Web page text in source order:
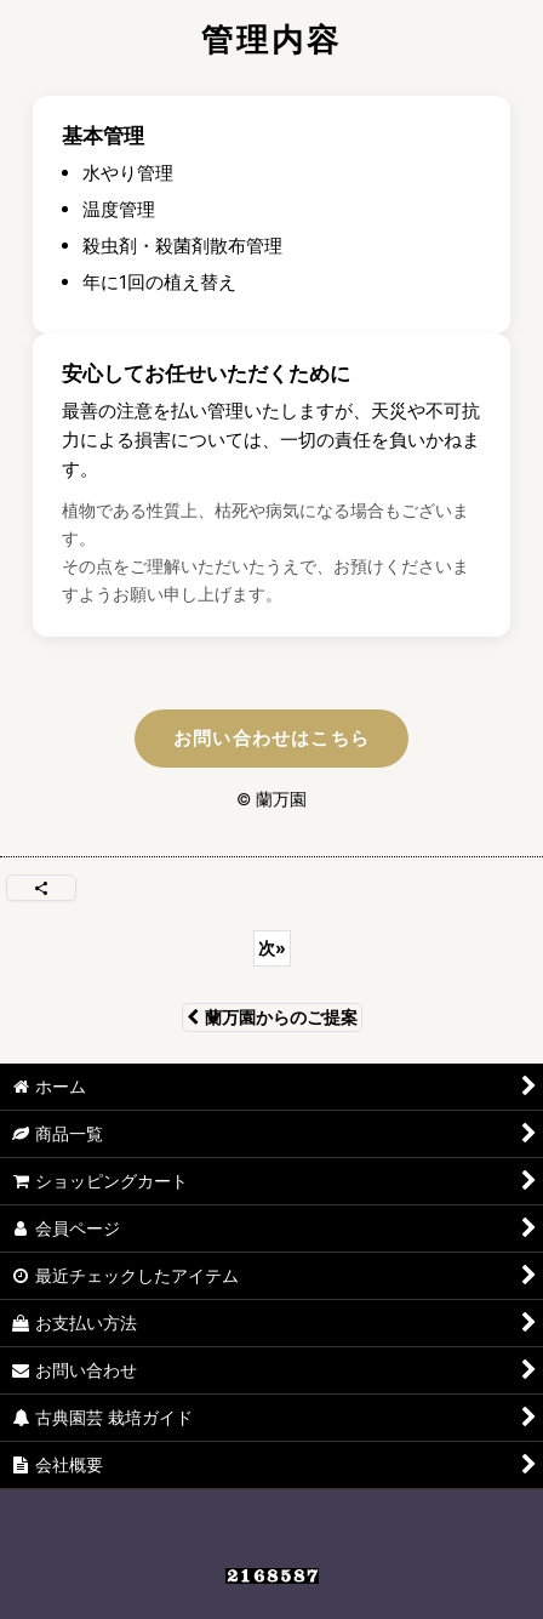
管理内容
基本管理
水やり管理
温度管理
殺虫剤・殺菌剤散布管理
年に1回の植え替え
安心してお任せいただくために
最善の注意を払い管理いたしますが、天災や不可抗
力による損害については、一切の責任を負いかねま
す。
植物である性質上、枯死や病気になる場合もございま
す。
その点をご理解いただいたうえで、お預けくださいま
すようお願い申し上げます。
お問い合わせはこちら
© 蘭万園
次»
蘭万園からのご提案
ホーム
商品一覧
ショッピングカート
会員ページ
最近チェックしたアイテム
お支払い方法
お問い合わせ
古典園芸 栽培ガイド
会社概要